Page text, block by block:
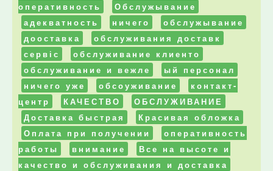
оперативность
Обслужывание
адекватность
ничего
обслужывание
дооставка
обслуживания доставк
сервіс
обслуживание клиенто
обслуживание и вежле
ый персонал
ничего уже
обсоуживание
контакт-
центр
КАЧЕСТВО
ОБСЛУЖИВАНИЕ
Доставка быстрая
Красивая обложка
Оплата при получении
оперативность
работы
внимание
Все на высоте и
качество и обслуживания и доставка